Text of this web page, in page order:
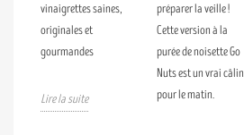
vinaigrettes saines,
originales et
gourmandes
Lire la suite
préparer la veille !
Cette version à la
purée de noisette Go
Nuts est un vrai câlin
pour le matin.